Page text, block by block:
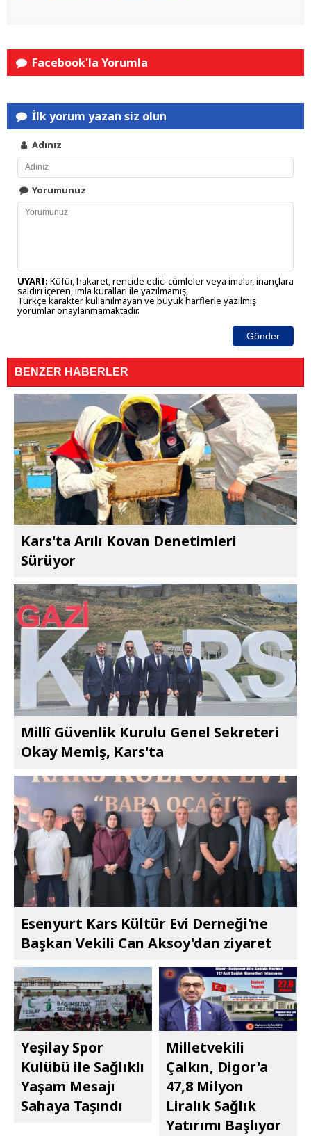
Facebook'la Yorumla
İlk yorum yazan siz olun
Adınız
Yorumunuz
UYARI: Küfür, hakaret, rencide edici cümleler veya imalar, inançlara
saldırı içeren, imla kuralları ile yazılmamış,
Türkçe karakter kullanılmayan ve büyük harflerle yazılmış
yorumlar onaylanmamaktadır.
Gönder
BENZER HABERLER
Kars'ta Arılı Kovan Denetimleri
Sürüyor
Millî Güvenlik Kurulu Genel Sekreteri
Okay Memiş, Kars'ta
Esenyurt Kars Kültür Evi Derneği'ne
Başkan Vekili Can Aksoy'dan ziyaret
Yeşilay Spor
Kulübü ile Sağlıklı
Yaşam Mesajı
Sahaya Taşındı
Milletvekili
Çalkın, Digor'a
47,8 Milyon
Liralık Sağlık
Yatırımı Başlıyor